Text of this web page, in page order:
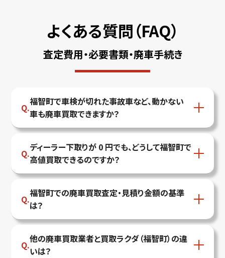
よくある質問（FAQ）
査定費用・必要書類・廃車手続き
福智町で車検が切れた事故車など、動かない
車も廃車買取できますか？
ディーラー下取りが 0 円でも、どうして福智町で
高値買取できるのですか？
福智町での廃車買取査定・見積り金額の基準
は？
他の廃車買取業者と買取ラクダ（福智町）の違
いは？